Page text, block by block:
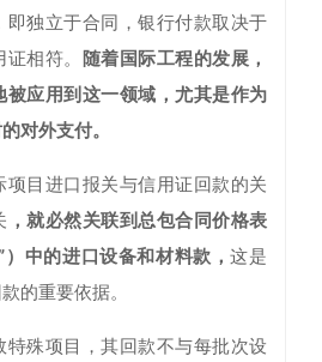
即独立于合同，银行付款取决于
相符。
随着国际工程的发展，
被应用到这一领域，尤其是作为
对外支付。
目进口报关与信用证回款的关
，就必然关联到总包合同价格表
）中的进口设备和材料款，这是
的重要依据。
殊项目，其回款不与每批次设